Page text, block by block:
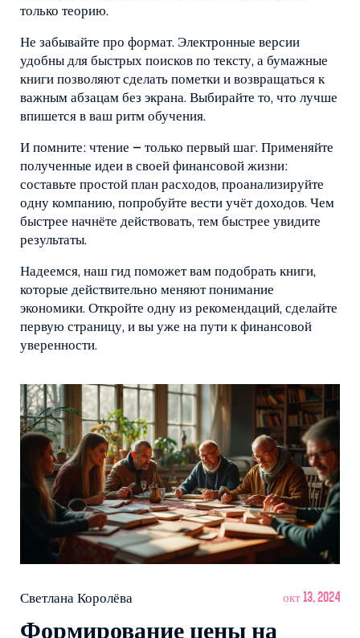
только теорию.
Не забывайте про формат. Электронные версии
удобны для быстрых поисков по тексту, а бумажные
книги позволяют сделать пометки и возвращаться к
важным абзацам без экрана. Выбирайте то, что лучше
впишется в ваш ритм обучения.
И помните: чтение – только первый шаг. Применяйте
полученные идеи в своей финансовой жизни:
составьте простой план расходов, проанализируйте
одну компанию, попробуйте вести учёт доходов. Чем
быстрее начнёте действовать, тем быстрее увидите
результаты.
Надеемся, наш гид поможет вам подобрать книги,
которые действительно меняют понимание
экономики. Откройте одну из рекомендаций, сделайте
первую страницу, и вы уже на пути к финансовой
уверенности.
Светлана Королёва окт 13, 2024
Формирование цены на